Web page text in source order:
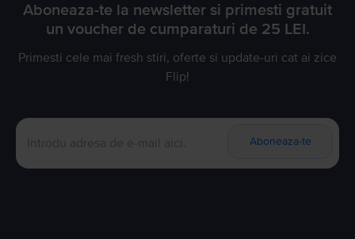
Aboneaza-te la newsletter si primesti gratuit
un voucher de cumparaturi de 25 LEI.
Primesti cele mai fresh stiri, oferte si update-uri cat ai zice
Flip!
Aboneaza-te